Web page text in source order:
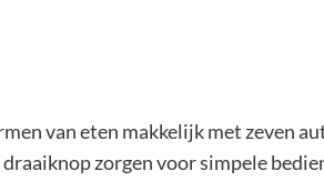
van eten makkelijk met zeven
zorgen voor simpele